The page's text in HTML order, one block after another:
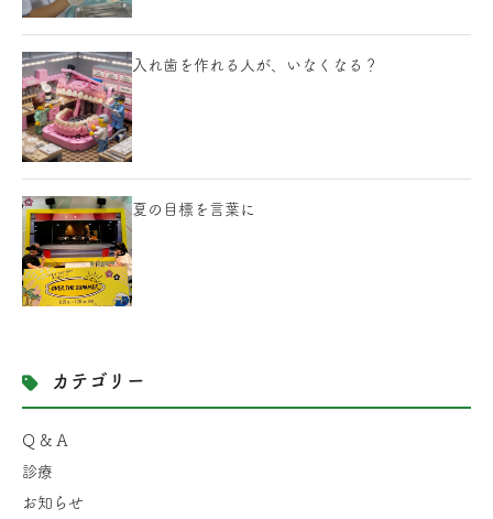
入れ歯を作れる人が、いなくなる？
夏の目標を言葉に
カテゴリー
Q & A
診療
お知らせ